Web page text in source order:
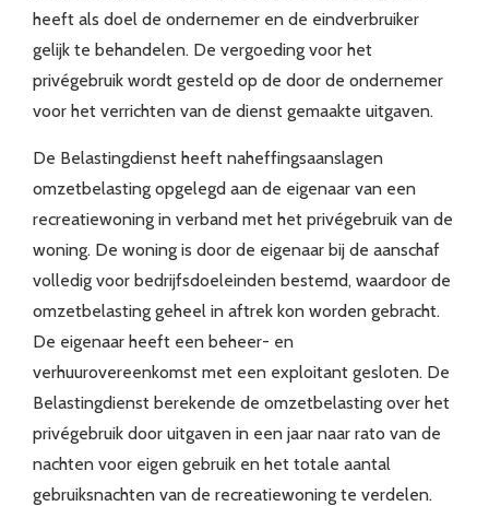
heeft als doel de ondernemer en de eindverbruiker
gelijk te behandelen. De vergoeding voor het
privégebruik wordt gesteld op de door de ondernemer
voor het verrichten van de dienst gemaakte uitgaven.
De Belastingdienst heeft naheffingsaanslagen
omzetbelasting opgelegd aan de eigenaar van een
recreatiewoning in verband met het privégebruik van de
woning. De woning is door de eigenaar bij de aanschaf
volledig voor bedrijfsdoeleinden bestemd, waardoor de
omzetbelasting geheel in aftrek kon worden gebracht.
De eigenaar heeft een beheer- en
verhuurovereenkomst met een exploitant gesloten. De
Belastingdienst berekende de omzetbelasting over het
privégebruik door uitgaven in een jaar naar rato van de
nachten voor eigen gebruik en het totale aantal
gebruiksnachten van de recreatiewoning te verdelen.